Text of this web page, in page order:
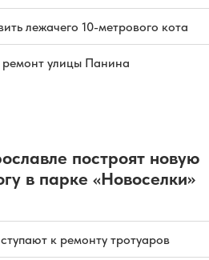
лежачего 10-метрового кота
ремонт улицы Панина
построят новую
в парке «Новоселки»
к ремонту тротуаров